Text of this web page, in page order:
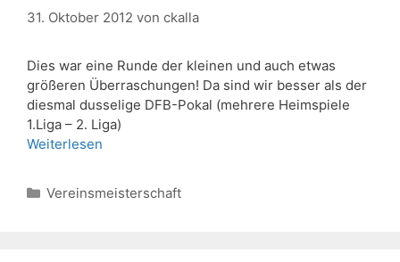
31. Oktober 2012 von ckalla
Dies war eine Runde der kleinen und auch etwas
größeren Überraschungen! Da sind wir besser als der
diesmal dusselige DFB-Pokal (mehrere Heimspiele
1.Liga – 2. Liga)
Weiterlesen
Kategorien
Vereinsmeisterschaft